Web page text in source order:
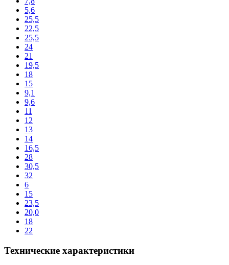
5,6
25,5
22,5
25,5
24
21
19,5
18
15
9,1
9,6
11
12
13
14
16,5
28
30,5
32
6
15
23,5
20,0
18
22
Технические характеристики